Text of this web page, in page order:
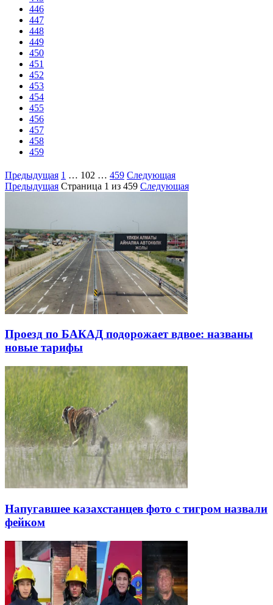
446
447
448
449
450
451
452
453
454
455
456
457
458
459
Предыдущая 1 … 102 … 459 Следующая
Предыдущая Страница 1 из 459 Следующая
Проезд по БАКАД подорожает вдвое: названы
новые тарифы
Напугавшее казахстанцев фото с тигром назвали
фейком